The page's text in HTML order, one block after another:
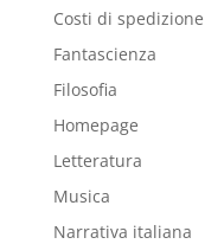
Costi di spedizione
Fantascienza
Filosofia
Homepage
Letteratura
Musica
Narrativa italiana